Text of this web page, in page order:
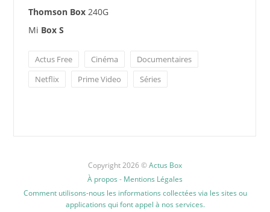
Thomson Box240G
Mi Box S
Actus Free Cinéma
Documentaires
Netflix
Prime Video Séries
Copyright 2026 ©Actus Box
À propos - Mentions Légales
Comment utilisons-nous les informations collectées via les sites ou
applications qui font appel à nos services.